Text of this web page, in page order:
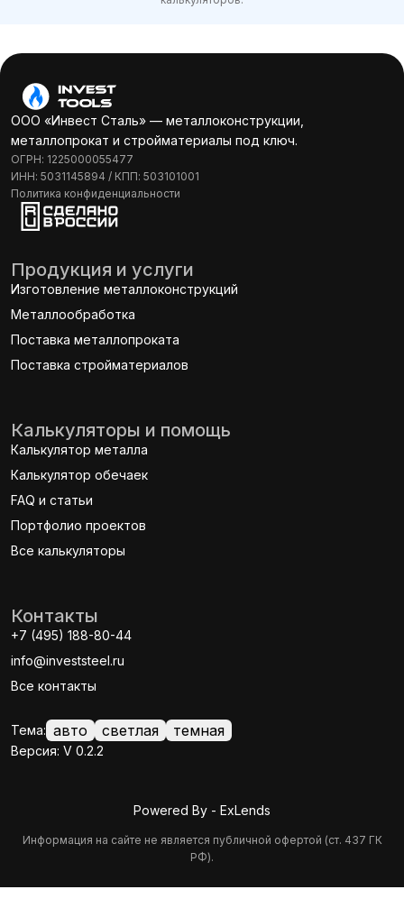
ООО «Инвест Сталь» — металлоконструкции,
металлопрокат и стройматериалы под ключ.
ОГРН: 1225000055477
ИНН: 5031145894 / КПП: 503101001
Политика конфиденциальности
Продукция и услуги
Изготовление металлоконструкций
Металлообработка
Поставка металлопроката
Поставка стройматериалов
Калькуляторы и помощь
Калькулятор металла
Калькулятор обечаек
FAQ и статьи
Портфолио проектов
Все калькуляторы
Контакты
+7 (495) 188-80-44
info@investsteel.ru
Все контакты
Тема: авто светлая темная
Версия: V 0.2.2
Powered By - ExLends
Информация на сайте не является публичной офертой (ст. 437 ГК
РФ).